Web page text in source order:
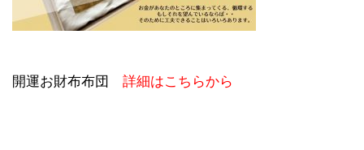
開運お財布布団 詳細はこちらから